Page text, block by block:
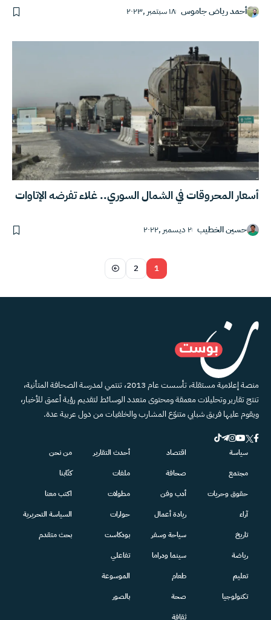
أحمد رياض جاموس ١٨ سبتمبر ,٢٠٢٣
أسعار المحروقات في الشمال السوري.. غلاء تفرضه الإتاوات
حسين الخطيب ٢ ديسمبر ,٢٠٢٢
1
2
منصة إعلامية مستقلة، تأسست عام 2013، تنتمي لمدرسة الصحافة المتأنية،
تنتج تقارير وتحليلات معمقة ومحتوى متعدد الوسائط لتقديم رؤية أعمق للأخبار،
ويقوم عليها فريق شبابي متنوّع المشارب والخلفيات من دول عربية عدة.
سياسة
مجتمع
حقوق وحريات
آراء
تاريخ
رياضة
تعليم
تكنولوجيا
اقتصاد
صحافة
أدب وفن
ريادة أعمال
سياحة وسفر
سينما ودراما
طعام
صحة
ثقافة
أحدث التقارير
ملفات
مطولات
حوارات
بودكاست
تفاعلي
الموسوعة
بالصور
من نحن
كتّابنا
اكتب معنا
السياسة التحريرية
بحث متقدم